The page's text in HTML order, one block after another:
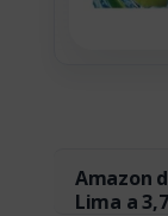
Amazon
Lima a